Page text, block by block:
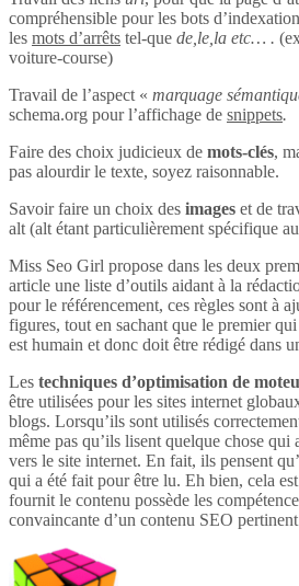
compréhensible pour les bots
les mots d’arrêts tel-que de,le,la etc… .
voiture-course)
Travail de l’aspect « marquage
schema.org pour l’affichage de snippets.
Faire des choix judicieux de mots-clés,
pas alourdir le texte, soyez raisonnable.
Savoir faire un choix des images et de
alt (alt étant particulièrement spécifique
Miss Seo Girl propose dans les deux
article une liste d’outils aidant à la
pour le référencement, ces règles sont à
figures, tout en sachant que le premier
est humain et donc doit être rédigé dans
Les techniques d’optimisation de
être utilisées pour les sites internet
blogs. Lorsqu’ils sont utilisés
même pas qu’ils lisent quelque chose
vers le site internet. En fait, ils pensent
qui a été fait pour être lu. Eh bien, cela
fournit le contenu possède les
convaincante d’un contenu SEO